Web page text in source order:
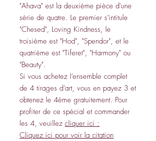
"Ahava" est la deuxième pièce d'une
série de quatre. Le premier s'intitule
"Chesed", Loving Kindness, le
troisième est "Hod", "Spendor", et le
quatrième est "Tiferet", "Harmony" ou
"Beauty".
Si vous achetez l’ensemble complet
de 4 tirages d’art, vous en payez 3 et
obtenez le 4ème gratuitement. Pour
profiter de ce spécial et commander
les 4, veuillez cliquer ici :
Cliquez ici pour voir la citation